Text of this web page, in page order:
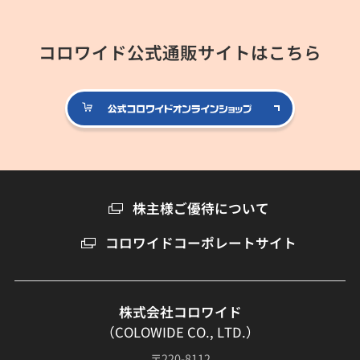
コロワイド公式通販サイトはこちら
公式コロ
株主様ご優待について
コロワイドコーポレートサイト
株式会社コロワイド
（COLOWIDE CO., LTD.）